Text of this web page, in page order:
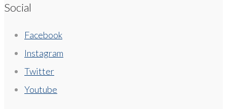
Social
Facebook
Instagram
Twitter
Youtube